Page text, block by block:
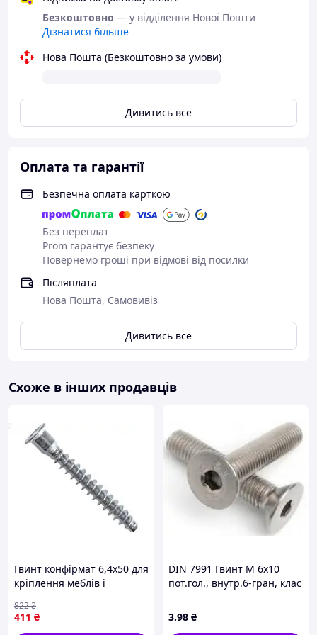
лінзи, силіконові трубки, регулювальні болти,
герметики та багато іншого. Замовляючи у нас, ви
ретельно упаковану продукцію для безпечного
автозапчастини відправляємо по передоплаті
Безкоштовно — у відділення Нової Пошти
Дізнатися більше
Нова Пошта (Безкоштовно за умови)
Дивитись все
Оплата та гарантії
Безпечна оплата карткою
Без переплат
Prom гарантує безпеку
Повернемо гроші при відмові від посилки
Післяплата
Нова Пошта, Самовивіз
Дивитись все
Схоже в інших продавців
Гвинт конфірмат 6,4х50 для
кріплення меблів і
кріплення елемент
411 ₴
822₴
DIN 7991 Гвинт М 6х10
пот.гол., внутр.6-гран, клас
оцинкований
3.98 ₴